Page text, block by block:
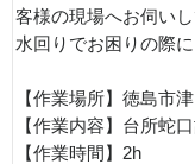
客様の現場へお伺いし
水回りでお困りの際
【作業場所】徳島市
【作業内容】台所蛇
【作業時間】2h